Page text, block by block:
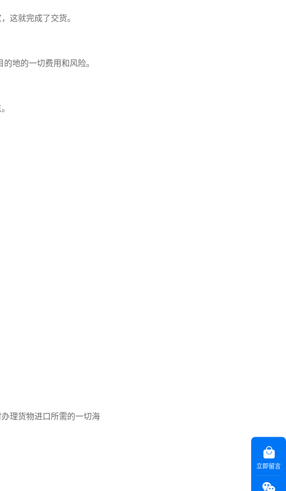
这就完成了交货。
地的一切费用和风险。
理货物进口所需的一切海
立即留言